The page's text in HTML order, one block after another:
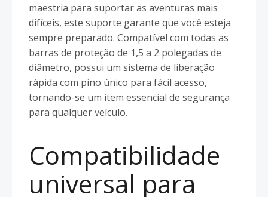
maestria para suportar as aventuras mais
difíceis, este suporte garante que você esteja
sempre preparado. Compatível com todas as
barras de proteção de 1,5 a 2 polegadas de
diâmetro, possui um sistema de liberação
rápida com pino único para fácil acesso,
tornando-se um item essencial de segurança
para qualquer veículo.
Compatibilidade
universal para